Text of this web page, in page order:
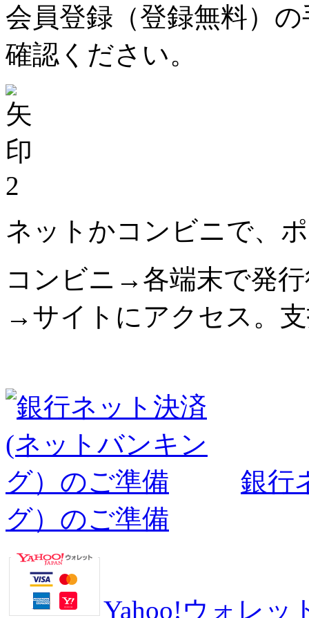
会員登録（登録無料）
確認ください。
2
ネットかコンビニで、
コンビニ→各端末で発
→サイトにアクセス。
銀行
グ）のご準備
Yahoo!ウォレッ